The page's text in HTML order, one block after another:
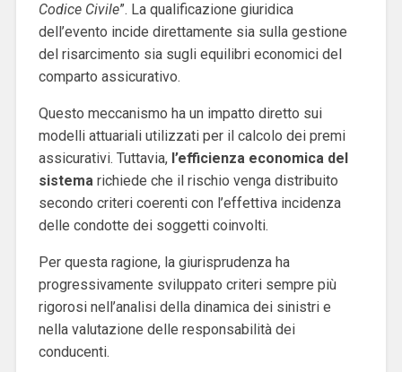
Codice Civile”. La qualificazione giuridica
dell’evento incide direttamente sia sulla gestione
del risarcimento sia sugli equilibri economici del
comparto assicurativo.
Questo meccanismo ha un impatto diretto sui
modelli attuariali utilizzati per il calcolo dei premi
assicurativi. Tuttavia, l’efficienza economica del
sistema richiede che il rischio venga distribuito
secondo criteri coerenti con l’effettiva incidenza
delle condotte dei soggetti coinvolti.
Per questa ragione, la giurisprudenza ha
progressivamente sviluppato criteri sempre più
rigorosi nell’analisi della dinamica dei sinistri e
nella valutazione delle responsabilità dei
conducenti.